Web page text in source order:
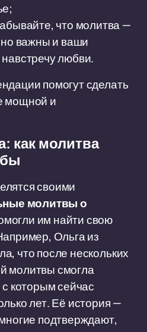
что молитва —
важны и ваши
любви.
помогут сделать
мощной и
как молитва
своими
молитвы о
им найти свою
Ольга из
что после нескольких
молитвы смогла
с которым сейчас
лет. Её история —
подтверждают,